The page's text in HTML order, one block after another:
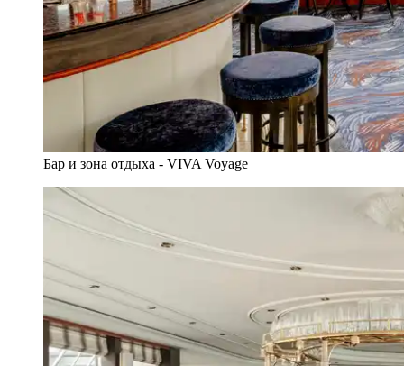
Бар и зона отдыха - VIVA Voyage